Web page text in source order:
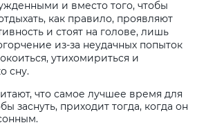
и вместо того, чтобы
как правило, проявляют
и стоят на голове, лишь
из-за неудачных попыток
утихомириться и
сну.
что самое лучшее время для
заснуть, приходит тогда, когда он